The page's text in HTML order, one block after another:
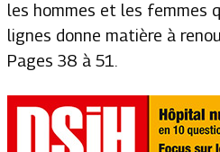
les hommes et les femmes
lignes donne matière à
Pages 38 à 51.